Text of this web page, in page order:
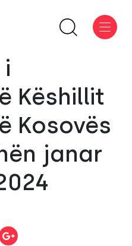
Këshillit
Kosovës
janar